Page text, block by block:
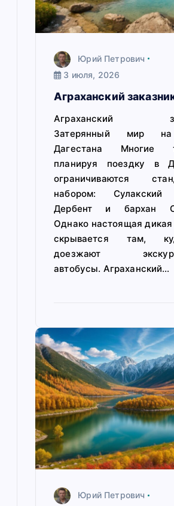
Юрий Петрович
3 июля, 2026
Аграханский
Аграханский
Затерянный мир
Дагестана Многие
планируя поездку в
ограничиваются
набором: Сулакский
Дербент и бархан
Однако настоящая
скрывается там,
доезжают
автобусы. Аграханский…
Юрий Петрович